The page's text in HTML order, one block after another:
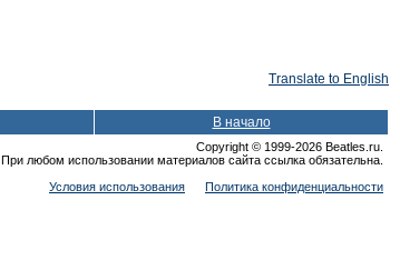
Translate to English
В начало
Copyright © 1999-2026 Beatles.ru.
При любом использовании материалов сайта ссылка обязательна.
Условия использования
Политика конфиденциальности